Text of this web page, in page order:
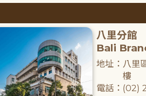
八里分館
Bali
地址：八里
樓
電話：(02)